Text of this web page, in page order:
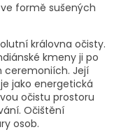
formě sušených
královna očisty.
kmeny ji po
ceremoniích. Její
jako energetická
očistu prostoru
Očištění
osob.